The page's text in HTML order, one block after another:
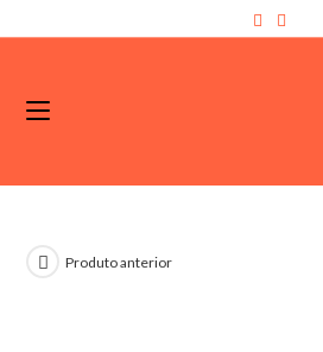
Produto anterior